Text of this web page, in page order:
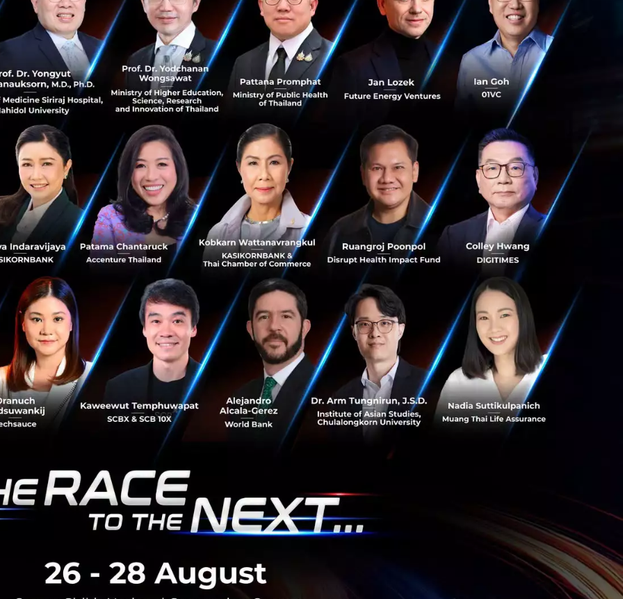
ลายปี 63 ของธุรกิจปิ้งย่าง และเบเกอรี่ ยังครอง Market Share ในส่วน Dine In
ช่วงเวลาเดียวกันของคนไทย อยู่ที่ 590,000 คน และมีแรงงานเป็นนักศึกษาจบ
จำนวน 500,000 คน รวมทั้งยังมีการประเมินจำนวนผู้ว่างงานจากกรณีอื่น ๆ อีก